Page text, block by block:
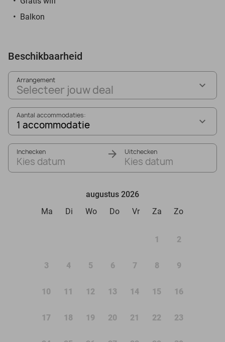
Balkon
Beschikbaarheid
Arrangement
Selecteer jouw deal
Aantal accommodaties:
1 accommodatie
Inchecken
Kies datum
Uitchecken
Kies datum
augustus 2026
Ma
Di Wo Do Vr Za Zo
1 2
3 4 5 6 7 8 9
10 11 12 13 14 15 16
17 18 19 20 21 22 23